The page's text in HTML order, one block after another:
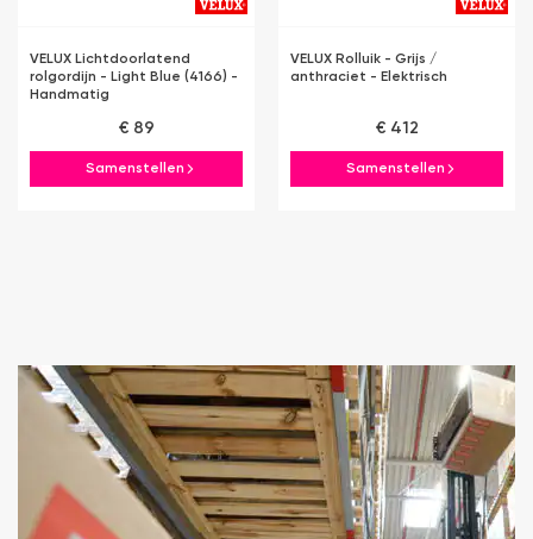
VELUX Lichtdoorlatend
rolgordijn - Light Blue (4166) -
Handmatig
€ 89
Samenstellen
VELUX Rolluik - Grijs /
anthraciet - Elektrisch
€ 412
Samenstellen